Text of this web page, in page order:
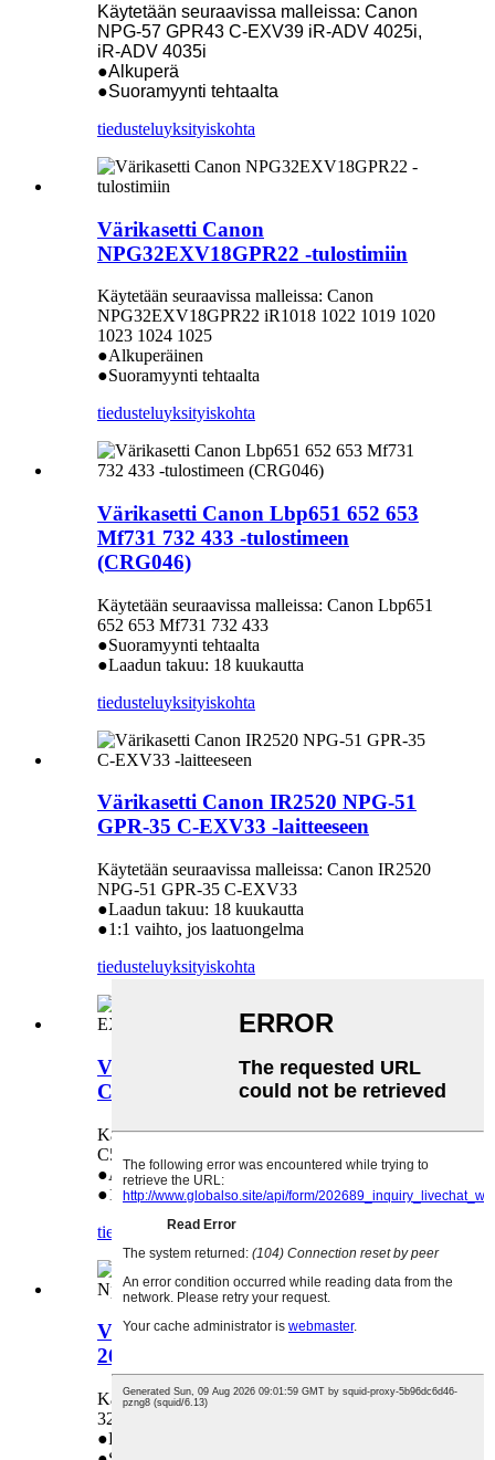
Käytetään seuraavissa malleissa: Canon
NPG-57 GPR43 C-EXV39 iR-ADV 4025i,
iR-ADV 4035i
●Alkuperä
●Suoramyynti tehtaalta
tiedusteluyksityiskohta
Värikasetti Canon
NPG32EXV18GPR22 -tulostimiin
Käytetään seuraavissa malleissa: Canon
NPG32EXV18GPR22 iR1018 1022 1019 1020
1023 1024 1025
●Alkuperäinen
●Suoramyynti tehtaalta
tiedusteluyksityiskohta
Värikasetti Canon Lbp651 652 653
Mf731 732 433 -tulostimeen
(CRG046)
Käytetään seuraavissa malleissa: Canon Lbp651
652 653 Mf731 732 433
●Suoramyynti tehtaalta
●Laadun takuu: 18 kuukautta
tiedusteluyksityiskohta
Värikasetti Canon IR2520 NPG-51
GPR-35 C-EXV33 -laitteeseen
Käytetään seuraavissa malleissa: Canon IR2520
NPG-51 GPR-35 C-EXV33
●Laadun takuu: 18 kuukautta
●1:1 vaihto, jos laatuongelma
tiedusteluyksityiskohta
Värikasetti Canon IR C5045 C5051
C5250 C-EXV28 -laitteille
Käytetään seuraavissa malleissa: Canon IR
C5045 C5051 C5250 C-EXV28
●Alkuperäinen
●1:1 vaihto, jos laatuongelma
tiedustelu
yksityiskohta
Värikasetti Canon Irc3200 3220 2600
2620 Npg-22 -tulostimeen
Käytetään seuraavissa malleissa: Canon Irc3200
3220 2600 2620 Npg-22
●Pitkä käyttöikä